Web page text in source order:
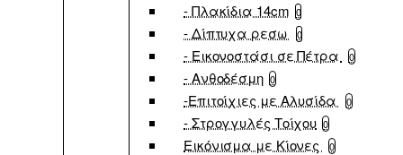
- Πλακίδια 14cm 0
- Δίπτυχα ρεσω 0
- Εικονοστάσι σε Πέτρα 0
- Ανθοδέσμη 0
-Επιτοίχιες με Αλυσίδα 0
- Στρογγυλές Τοίχου 0
Εικόνισμα με Κίονες 0